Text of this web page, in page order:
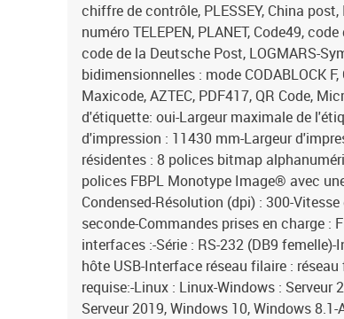
chiffre de contrôle, PLESSEY, China post,
numéro TELEPEN, PLANET, Code49,
code de la Deutsche Post, LOGMARS-
bidimensionnelles : mode CODABLOCK
Maxicode, AZTEC, PDF417, QR Code,
d'étiquette: oui-Largeur maximale de
d'impression : 11430 mm-Largeur
résidentes : 8 polices bitmap
polices FBPL Monotype Image® avec
Condensed-Résolution (dpi) : 300-
seconde-Commandes prises en charge :
interfaces :-Série : RS-232 (DB9
hôte USB-Interface réseau filaire :
requise:-Linux : Linux-Windows : Serveur
Serveur 2019, Windows 10, Windows